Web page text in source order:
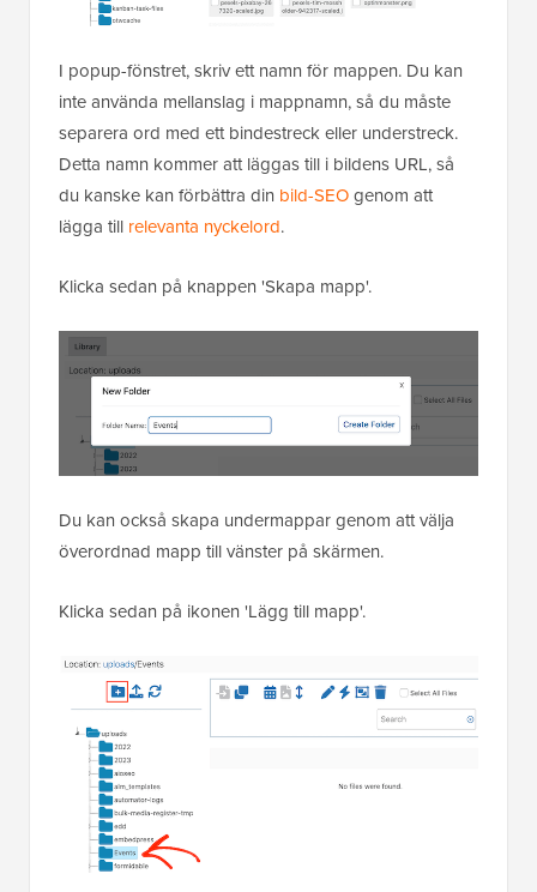
I popup-fönstret, skriv ett namn för mappen. Du kan
inte använda mellanslag i mappnamn, så du måste
separera ord med ett bindestreck eller understreck.
Detta namn kommer att läggas till i bildens URL, så
du kanske kan förbättra din bild-SEOgenom att
lägga till relevanta nyckelord.
Klicka sedan på knappen 'Skapa mapp'.
Du kan också skapa undermappar genom att välja
överordnad mapp till vänster på skärmen.
Klicka sedan på ikonen 'Lägg till mapp'.